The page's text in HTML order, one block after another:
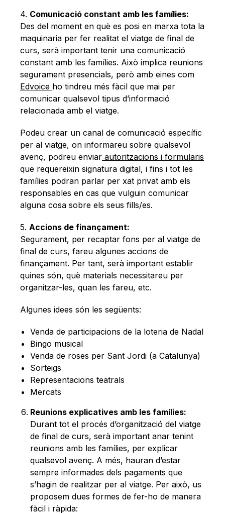
4. Comunicació constant amb les famílies:
Des del moment en què es posi en marxa tota la
maquinaria per fer realitat el viatge de final de
curs, serà important tenir una comunicació
constant amb les famílies. Això implica reunions
segurament presencials, però amb eines com
Edvoice ho tindreu més fàcil que mai per
comunicar qualsevol tipus d’informació
relacionada amb el viatge.
Podeu crear un canal de comunicació específic
per al viatge, on informareu sobre qualsevol
avenç, podreu enviar autoritzacions i formularis
que requereixin signatura digital, i fins i tot les
famílies podran parlar per xat privat amb els
responsables en cas que vulguin comunicar
alguna cosa sobre els seus fills/es.
5. Accions de finançament:
Segurament, per recaptar fons per al viatge de
final de curs, fareu algunes accions de
finançament. Per tant, serà important establir
quines són, què materials necessitareu per
organitzar-les, quan les fareu, etc.
Algunes idees són les següents:
Venda de participacions de la loteria de Nadal
Bingo musical
Venda de roses per Sant Jordi (a Catalunya)
Sorteigs
Representacions teatrals
Mercats
Reunions explicatives amb les famílies:
Durant tot el procés d’organització del viatge
de final de curs, serà important anar tenint
reunions amb les famílies, per explicar
qualsevol avenç. A més, hauran d’estar
sempre informades dels pagaments que
s’hagin de realitzar per al viatge. Per això, us
proposem dues formes de fer-ho de manera
fàcil i ràpida: